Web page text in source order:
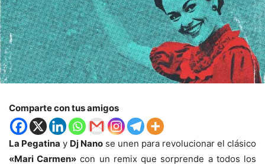
Comparte con tus amigos
La Pegatina y Dj Nano se unen para revolucionar el clásico
«Mari Carmen» con un remix que sorprende a todos los